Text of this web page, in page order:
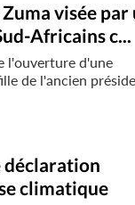
visée par
Africains c...
l'ouverture d'une
de l'ancien
déclaration
climatique